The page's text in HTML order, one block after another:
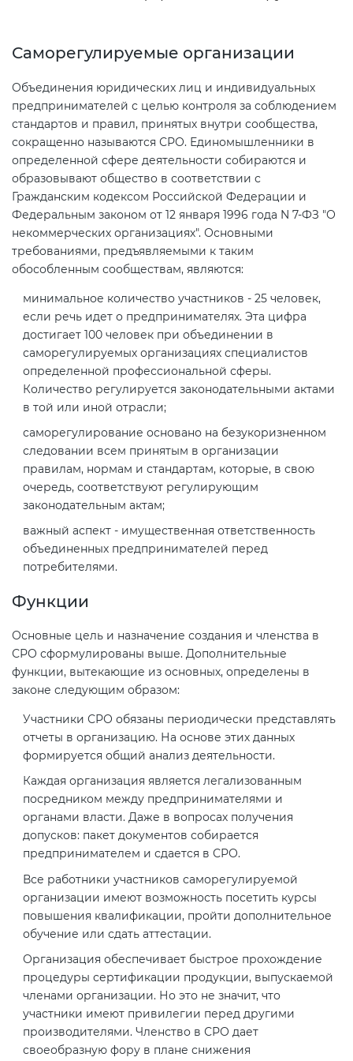
Саморегулируемые организации
Объединения юридических лиц и индивидуальных
предпринимателей с целью контроля за соблюдением
стандартов и правил, принятых внутри сообщества,
сокращенно называются СРО. Единомышленники в
определенной сфере деятельности собираются и
образовывают общество в соответствии с
Гражданским кодексом Российской Федерации и
Федеральным законом от 12 января 1996 года N 7-ФЗ "О
некоммерческих организациях". Основными
требованиями, предъявляемыми к таким
обособленным сообществам, являются:
минимальное количество участников - 25 человек,
если речь идет о предпринимателях. Эта цифра
достигает 100 человек при объединении в
саморегулируемых организациях специалистов
определенной профессиональной сферы.
Количество регулируется законодательными актами
в той или иной отрасли;
саморегулирование основано на безукоризненном
следовании всем принятым в организации
правилам, нормам и стандартам, которые, в свою
очередь, соответствуют регулирующим
законодательным актам;
важный аспект - имущественная ответственность
объединенных предпринимателей перед
потребителями.
Функции
Основные цель и назначение создания и членства в
СРО сформулированы выше. Дополнительные
функции, вытекающие из основных, определены в
законе следующим образом:
Участники СРО обязаны периодически представлять
отчеты в организацию. На основе этих данных
формируется общий анализ деятельности.
Каждая организация является легализованным
посредником между предпринимателями и
органами власти. Даже в вопросах получения
допусков: пакет документов собирается
предпринимателем и сдается в СРО.
Все работники участников саморегулируемой
организации имеют возможность посетить курсы
повышения квалификации, пройти дополнительное
обучение или сдать аттестации.
Организация обеспечивает быстрое прохождение
процедуры сертификации продукции, выпускаемой
членами организации. Но это не значит, что
участники имеют привилегии перед другими
производителями. Членство в СРО дает
своеобразную фору в плане снижения
Сертификация спортивных
товаров
Сертификация электротехники
Сертификация ресурсов
Остальное
БАДы
Декларирование косметики (ТР
ТС 009)
Декларирование оборудования
по схеме 5Д (ТР ТС 010)
Декларирование пищевой
продукции (ТР ТС 021)
продукции (ТР ЕАЭС 047)
Декларирование
электромагнитной
совместимости (ТР ТС 020)
Сертификация детских товаров
(ТР ТС 007)
Сертификация товаров легкой
Сертификация промышленного
Сертификация средств
индивидуальной защиты (ТР ТС
019)
Действующие технические